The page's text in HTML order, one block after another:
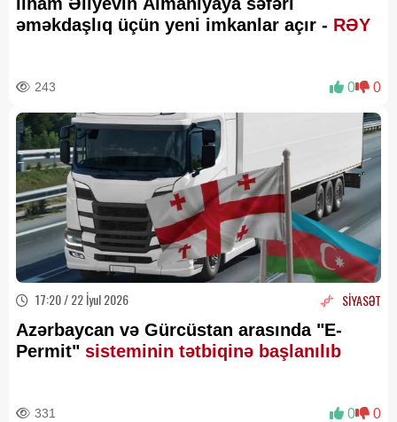
əməkdaşlıq üçün yeni imkanlar açır - RƏY
243 0 0
17:20 / 22 İyul 2026 SİYASƏT
Azərbaycan və Gürcüstan arasında "E-
Permit" sisteminin tətbiqinə başlanılıb
331 0 0